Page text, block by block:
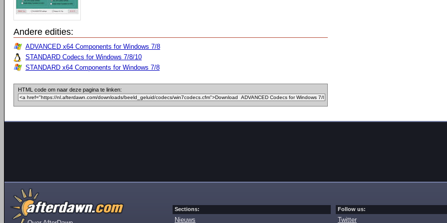
Andere edities:
ADVANCED x64 Components for Windows 7/8
STANDARD Codecs for Windows 7/8/10
STANDARD x64 Components for Windows 7/8
HTML code om naar deze pagina te linken:
Sections:
Nieuws
Follow us:
Twitter